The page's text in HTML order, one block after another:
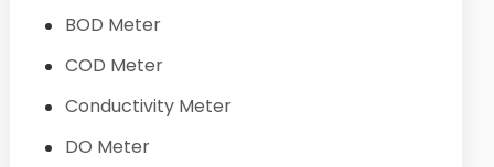
BOD Meter
COD Meter
Conductivity Meter
DO Meter